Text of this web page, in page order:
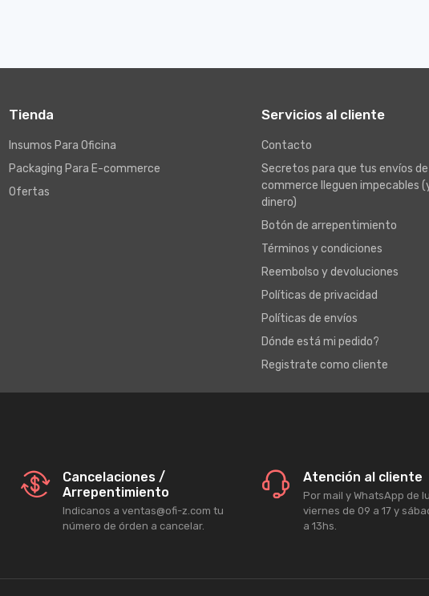
Tienda
Insumos Para Oficina
Packaging Para E-commerce
Ofertas
Servicios al cliente
Contacto
Secretos para que tus envíos
commerce lleguen impecables
dinero)
Botón de arrepentimiento
Términos y condiciones
Reembolso y devoluciones
Políticas de privacidad
Políticas de envíos
Dónde está mi pedido?
Registrate como cliente
Cancelaciones /
Arrepentimiento
Indicanos a ventas@ofi-z.com tu
número de órden a cancelar.
Atención al cliente
Por mail y WhatsApp de
viernes de 09 a 17 y
a 13hs.